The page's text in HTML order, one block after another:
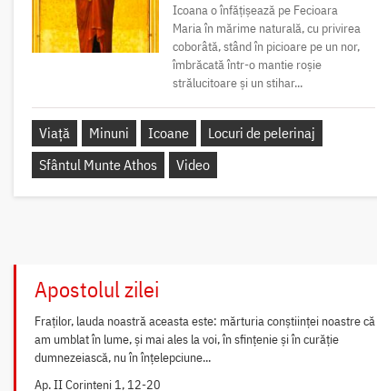
Icoana o înfățișează pe Fecioara
Maria în mărime naturală, cu privirea
coborâtă, stând în picioare pe un nor,
îmbrăcată într-o mantie roșie
strălucitoare și un stihar...
Viață Minuni Icoane
Locuri de pelerinaj
Sfântul Munte Athos
Video
Apostolul zilei
Fraților, lauda noastră aceasta este: mărturia conștiinței noastre că
am umblat în lume, și mai ales la voi, în sfințenie și în curăție
dumnezeiască, nu în înțelepciune...
Ap. II Corinteni 1, 12-20